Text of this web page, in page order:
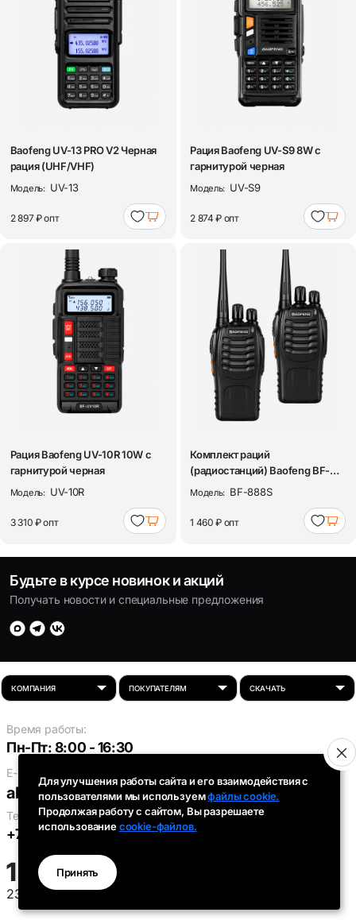
1 916 ₽ опт
2388 ₽розница
Baofeng UV-13 PRO V2 Черная
рация (UHF/VHF)
Модель: UV-13
2 897 ₽опт
Рация Baofeng UV-S9 8W с
гарнитурой черная
Модель: UV-S9
2 874 ₽ опт
Рация Baofeng UV-10R 10W с
гарнитурой черная
Модель: UV-10R
3 310 ₽опт
Комплект раций
(радиостанций) Baofeng BF-
888S (2 штуки) черн...
Модель: BF-888S
1 460 ₽ опт
Будьте в курсе новинок и акций
Получать новости и специальные предложения
Время работы:
Пн-Пт: 8:00 - 16:30
E-mail:
absolut-tds@inbox.ru
Телефоны:
+7 (343) 301-91-93,+7 (912) 290-58-96
Для улучшения работы сайта и его взаимодействия с
пользователями мы используемфайлы cookie.
Продолжая работу с сайтом, Вы разрешаете
использованиеcookie-файлов.
Принять